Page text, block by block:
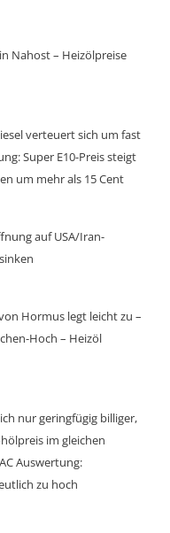
Nahost – Heizölpreise
verteuert sich um fast
Super E10-Preis steigt
um mehr als 15 Cent
auf USA/Iran-
Hormus legt leicht zu –
Hoch – Heizöl
nur geringfügig billiger,
im gleichen
Auswertung:
zu hoch